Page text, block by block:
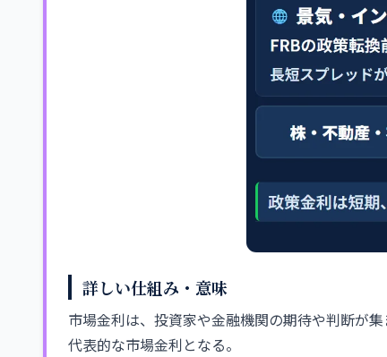
詳しい仕組み・意味
市場金利は、投資家や金融機関の期待や判断が
代表的な市場金利となる。